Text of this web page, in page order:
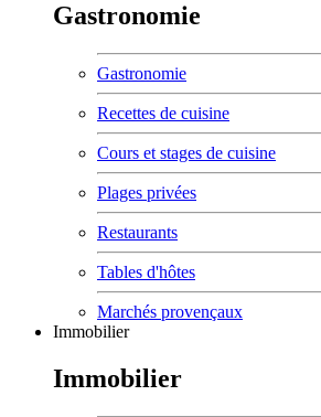
Gastronomie
Gastronomie
Recettes de cuisine
Cours et stages de cuisine
Plages privées
Restaurants
Tables d'hôtes
Marchés provençaux
Immobilier
Immobilier